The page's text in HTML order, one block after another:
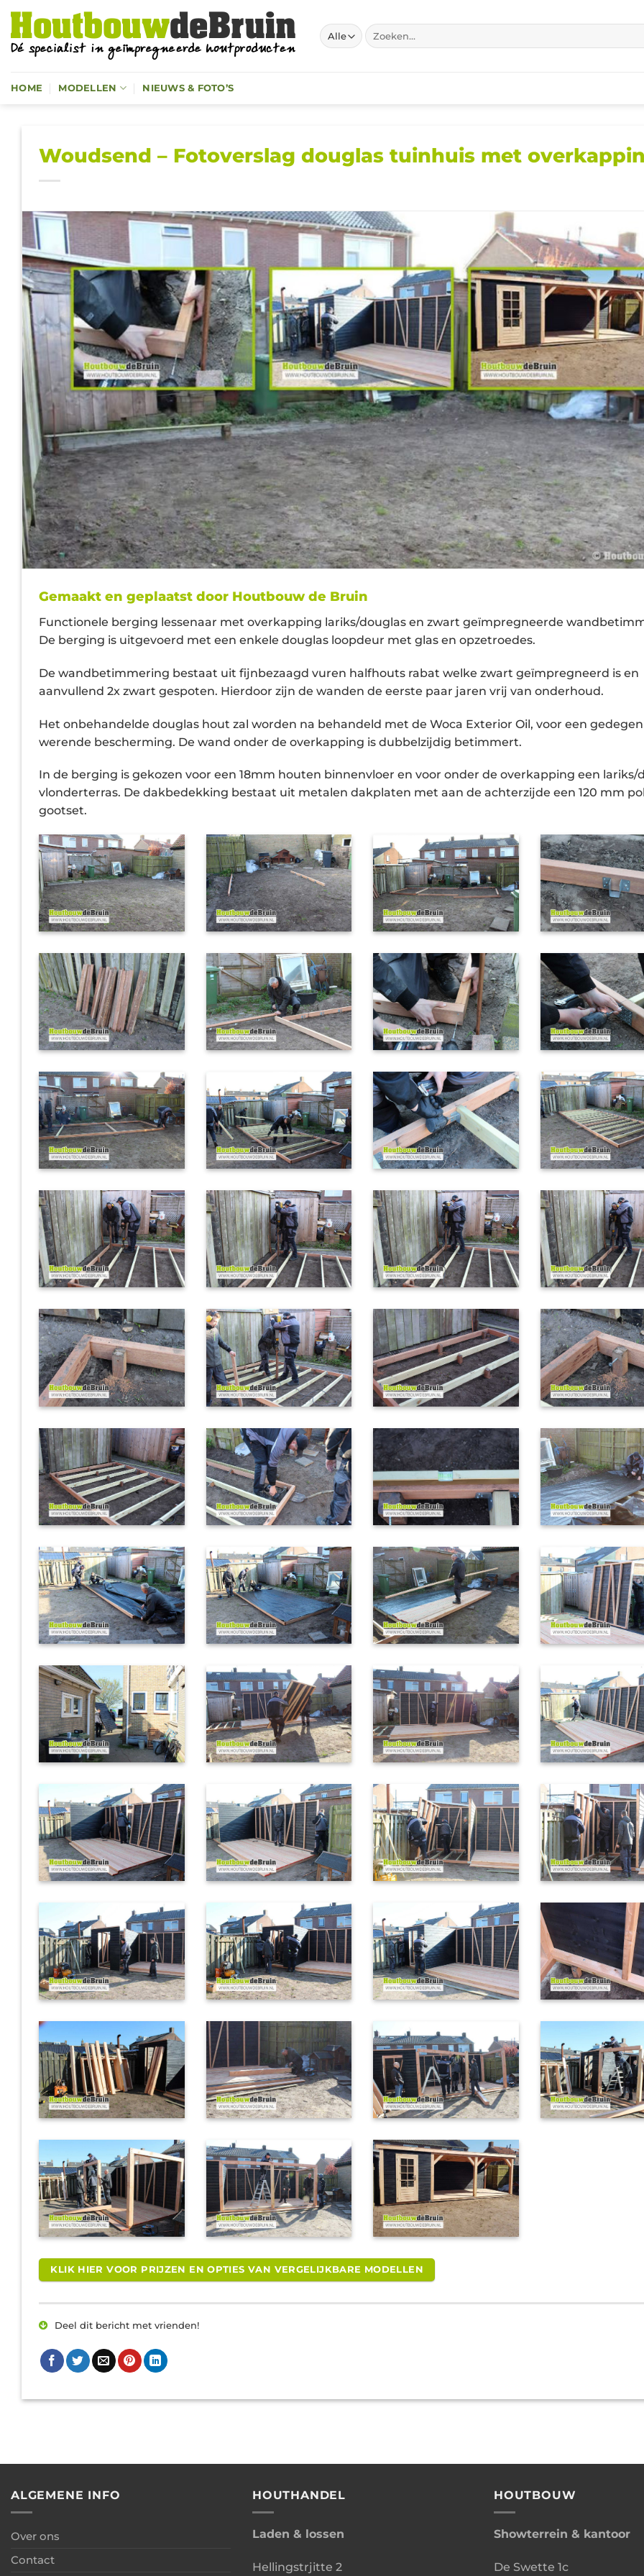
Ga
naar
inhoud
Zoeken
naar:
HOME MODELLEN NIEUWS & FOTO’S
Woudsend – Fotoverslag douglas tuinhuis met
Gemaakt en geplaatst door Houtbouw de Bruin
Functionele berging lessenaar met overkapping lariks/douglas en zwart geïmpregneerde
De berging is uitgevoerd met een enkele douglas loopdeur met glas en opzetroedes.
De wandbetimmering bestaat uit fijnbezaagd vuren halfhouts rabat welke zwart geïmpregneerd is en
aanvullend 2x zwart gespoten. Hierdoor zijn de wanden de eerste paar jaren vrij van onderhoud.
Het onbehandelde douglas hout zal worden na behandeld met de Woca Exterior Oil, voor een
werende bescherming. De wand onder de overkapping is dubbelzijdig betimmert.
In de berging is gekozen voor een 18mm houten binnenvloer en voor onder de overkapping een lariks/
vlonderterras. De dakbedekking bestaat uit metalen dakplaten met aan de achterzijde een 120 mm
gootset.
KLIK HIER VOOR PRIJZEN EN OPTIES VAN VERGELIJKBARE MODELLEN
Deel dit bericht met vrienden!
ALGEMENE INFO
Over ons
Contact
HOUTHANDEL
Laden & lossen
Hellingstrjitte 2
HOUTBOUW
Showterrein & kantoor
De Swette 1c